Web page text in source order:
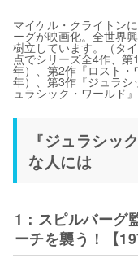
マイケル・クライトン
ーグが映画化。全世界
樹立しています。（タ
点でシリーズ全4作、
年）、第2作『ロスト
年）、第3作『ジュラ
ュラシック・ワールド
『ジュラシッ
な人には
1：スピルバーグ
ーチを襲う！【